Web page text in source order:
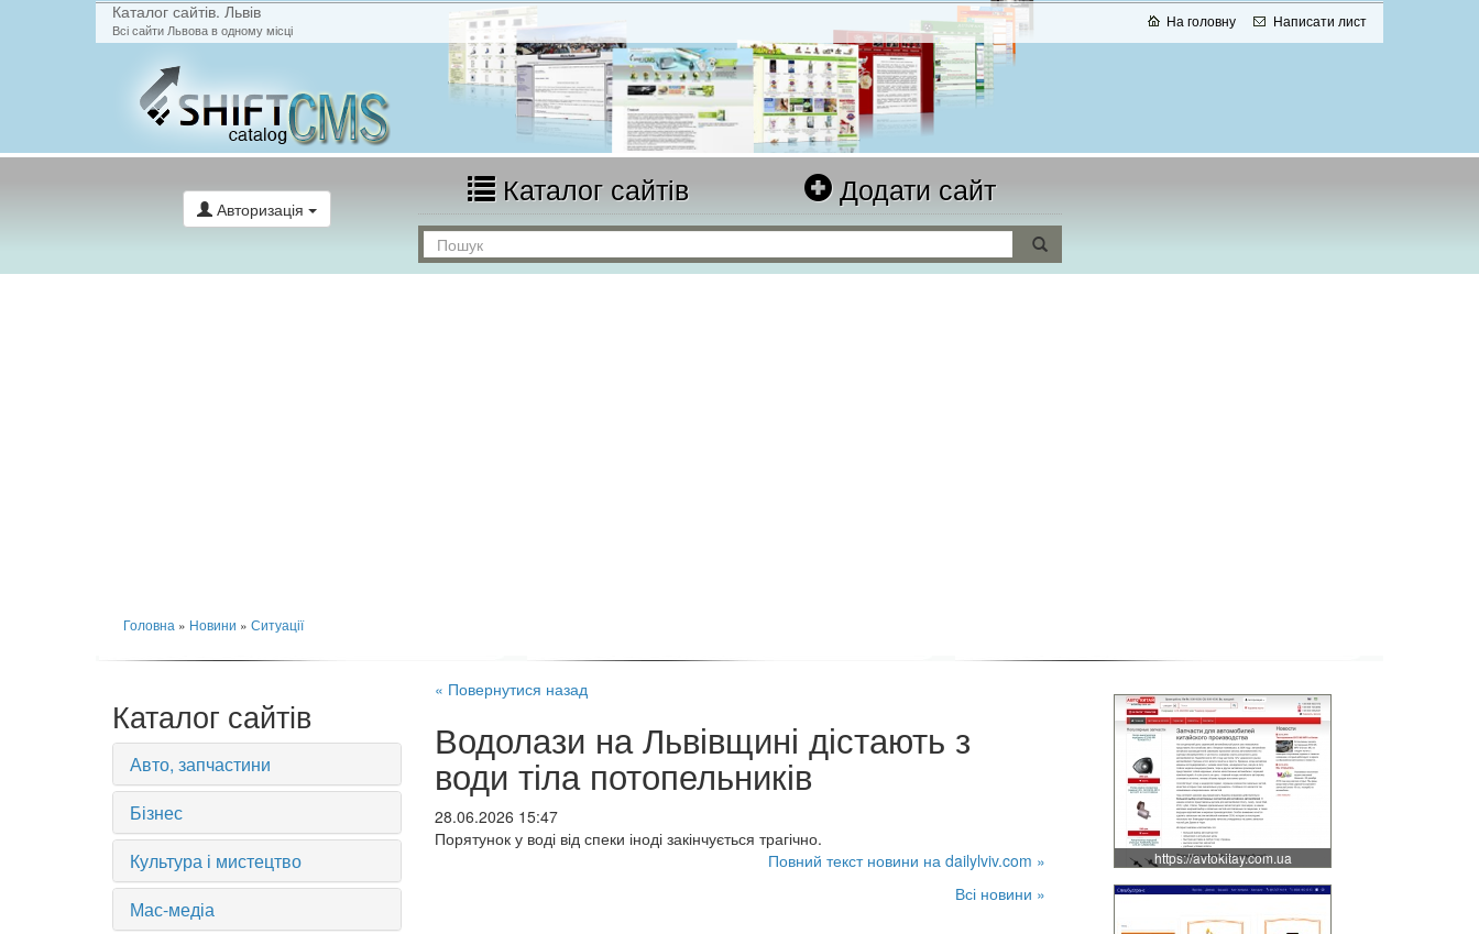
Каталог сайтів. Львів
Всі сайти Львова в одному місці На головну Написати лист
Авторизація
Каталог сайтів Додати сайт
Головна » Новини » Ситуації
Каталог сайтів
Авто, запчастини
Бізнес
Культура і мистецтво
Мас-медіа
« Повернутися назад
Водолази на Львівщині дістають з
води тіла потопельників
28.06.2026 15:47
Порятунок у воді від спеки іноді закінчується трагічно.
Повний текст новини на dailylviv.com »
Всі новини »
https://avtokitay.com.ua